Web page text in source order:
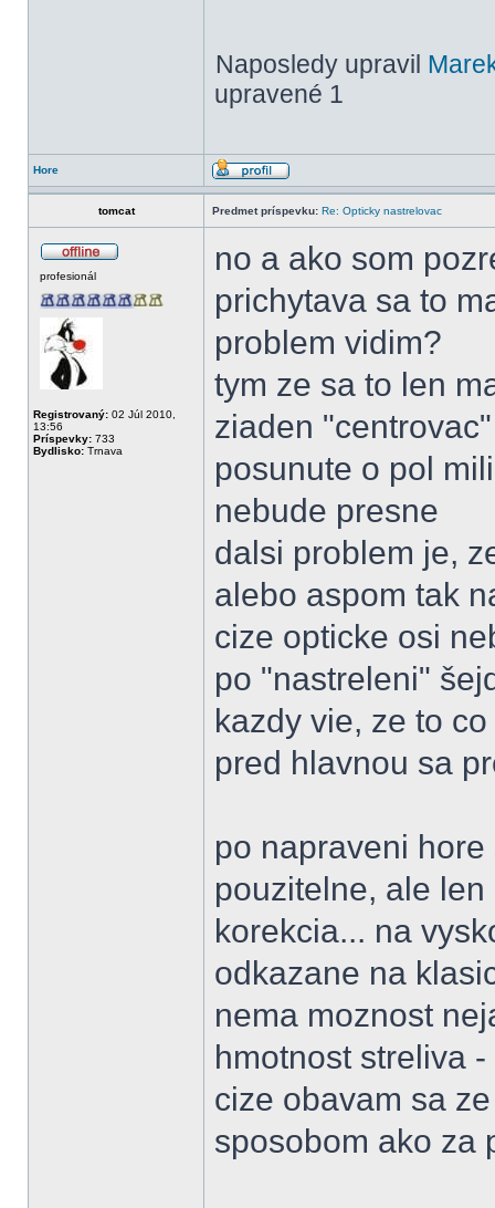
Naposledy upravil
upravené 1
Hore
tomcat Predmet príspevku: Re: Opticky nastrelovac
profesionál
Registrovaný: 02 Júl 2010,
13:56
Príspevky: 733
Bydlisko: Trnava
no a ako som
prichytava sa to
problem vidim?
tym ze sa to len
ziaden
posunute o pol
nebude presne
dalsi problem je,
alebo aspom tak
cize opticke osi
po "nastreleni"
kazdy vie, ze to
pred hlavnou sa
po napraveni
pouzitelne, ale
korekcia... na
odkazane na
nema moznost
hmotnost streliva
cize obavam sa
sposobom ako za